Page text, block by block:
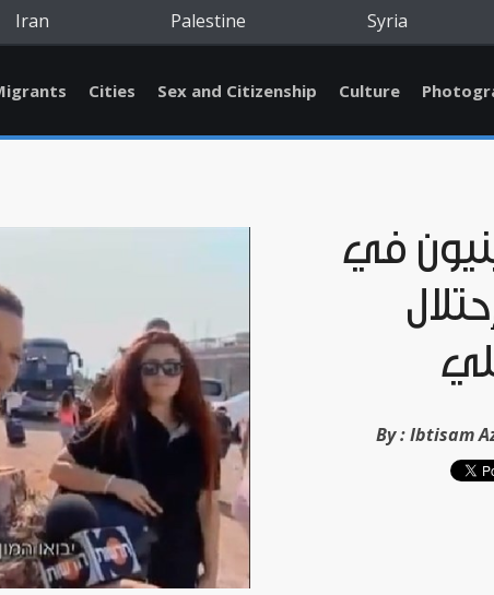
Iran Palestine Syria
Cities Sex and Citizenship Culture
في
By :